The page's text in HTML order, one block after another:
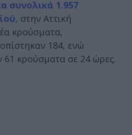
συνολικά 1.957
, στην Αττική
κρούσματα,
184, ενώ
61 κρούσματα σε 24 ώρες.